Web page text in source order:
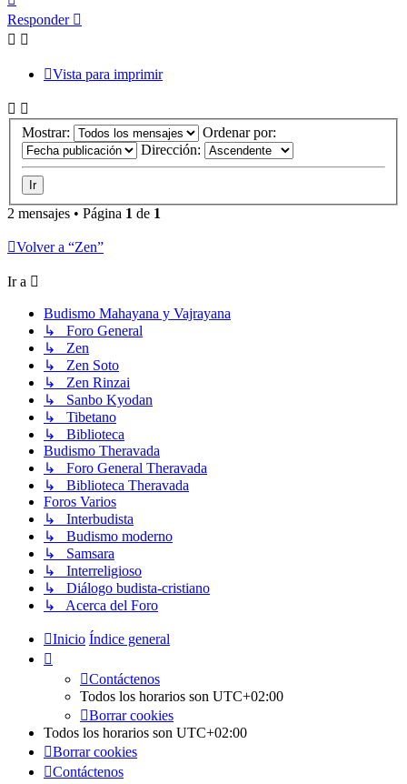
Responder
Vista para imprimir
Mostrar:
Ordenar por:
Dirección:
2 mensajes • Página 1 de 1
Volver a “Zen”
Ir a
Budismo Mahayana y Vajrayana
↳ Foro General
↳ Zen
↳ Zen Soto
↳ Zen Rinzai
↳ Sanbo Kyodan
↳ Tibetano
↳ Biblioteca
Budismo Theravada
↳ Foro General Theravada
↳ Biblioteca Theravada
Foros Varios
↳ Interbudista
↳ Budismo moderno
↳ Samsara
↳ Interreligioso
↳ Diálogo budista-cristiano
↳ Acerca del Foro
Inicio Índice general
Contáctenos
Todos los horarios son UTC+02:00
Borrar cookies
Todos los horarios son UTC+02:00
Borrar cookies
Contáctenos